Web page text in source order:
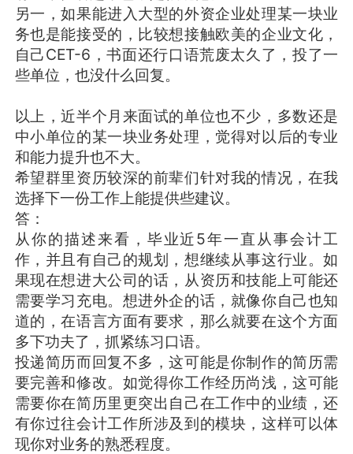
另一，如果能进入大型的外资企业处理某一块业
务也是能接受的，比较想接触欧美的企业文化，
自己CET-6，书面还行口语荒废太久了，投了一
些单位，也没什么回复。
以上，近半个月来面试的单位也不少，多数还是
中小单位的某一块业务处理，觉得对以后的专业
和能力提升也不大。
希望群里资历较深的前辈们针对我的情况，在我
选择下一份工作上能提供些建议。
答：
从你的描述来看，毕业近5年一直从事会计工
作，并且有自己的规划，想继续从事这行业。如
果现在想进大公司的话，从资历和技能上可能还
需要学习充电。想进外企的话，就像你自己也知
道的，在语言方面有要求，那么就要在这个方面
多下功夫了，抓紧练习口语。
投递简历而回复不多，这可能是你制作的简历需
要完善和修改。如觉得你工作经历尚浅，这可能
需要你在简历里更突出自己在工作中的业绩，还
有你过往会计工作所涉及到的模块，这样可以体
现你对业务的熟悉程度。